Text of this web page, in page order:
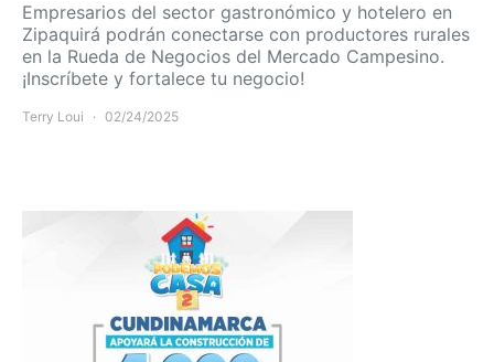
Empresarios del sector gastronómico y hotelero en
Zipaquirá podrán conectarse con productores rurales
en la Rueda de Negocios del Mercado Campesino.
¡Inscríbete y fortalece tu negocio!
Terry Loui 02/24/2025